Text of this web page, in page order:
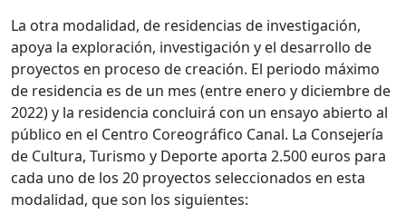
La otra modalidad, de residencias de investigación,
apoya la exploración, investigación y el desarrollo de
proyectos en proceso de creación. El periodo máximo
de residencia es de un mes (entre enero y diciembre de
2022) y la residencia concluirá con un ensayo abierto al
público en el Centro Coreográfico Canal. La Consejería
de Cultura, Turismo y Deporte aporta 2.500 euros para
cada uno de los 20 proyectos seleccionados en esta
modalidad, que son los siguientes: